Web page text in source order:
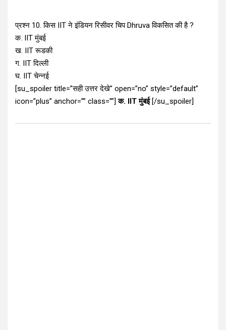
प्रश्न 10. किस IIT ने इंडियन रिसीवर चिप Dhruva विकसित की है ?
क. IIT मुंबई
ख. IIT रूडकी
ग. IIT दिल्ली
घ. IIT चेन्नई
[su_spoiler title=”सही उत्तर देखे” open=”no” style=”default”
icon=”plus” anchor=”” class=””]क. IIT मुंबई[/su_spoiler]